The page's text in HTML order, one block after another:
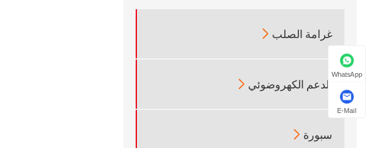
غرامة الصلب 
الدعم الكهروضوئي 
سبورة 
WhatsApp
E-Mail